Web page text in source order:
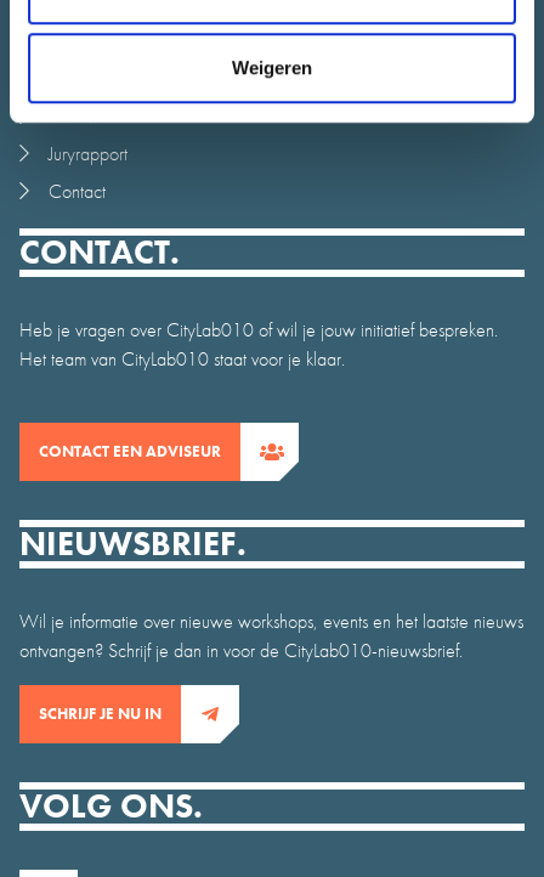
Weigeren
Stadsjury
Nieuws
Juryrapport
Contact
CONTACT.
Heb je vragen over CityLab010 of wil je jouw initiatief bespreken.
Het team van CityLab010 staat voor je klaar.
CONTACT EEN ADVISEUR
NIEUWSBRIEF.
Wil je informatie over nieuwe workshops, events en het laatste nieuws
ontvangen? Schrijf je dan in voor de CityLab010-nieuwsbrief.
SCHRIJF JE NU IN
VOLG ONS.